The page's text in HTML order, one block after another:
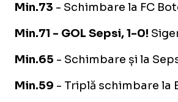
Min.73 - Schimbare la FC
Min.71 - GOL Sepsi, 1-0!
Min.65 - Schimbare și la
Min.59 - Triplă schimbare la